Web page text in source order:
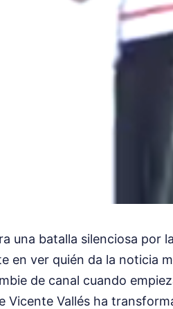
una batalla silenciosa por
en ver quién da la noticia
de canal cuando
Vallés ha